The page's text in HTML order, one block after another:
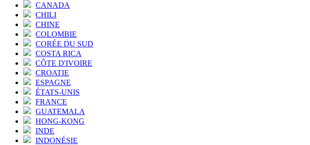
CANADA
CHILI
CHINE
COLOMBIE
CORÉE DU SUD
COSTA RICA
CÔTE D'IVOIRE
CROATIE
ESPAGNE
ÉTATS-UNIS
FRANCE
GUATEMALA
HONG-KONG
INDE
INDONÉSIE